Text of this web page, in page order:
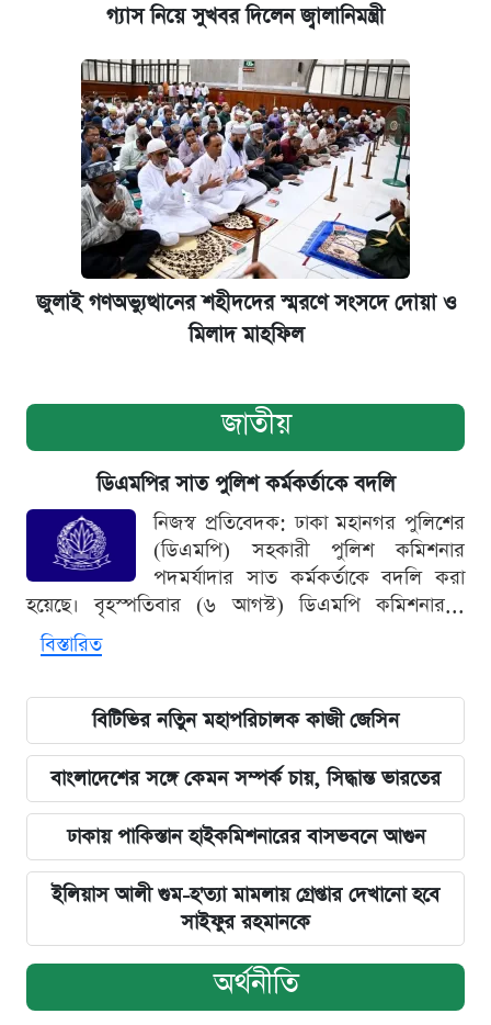
গ্যাস নিয়ে সুখবর দিলেন জ্বালানিমন্ত্রী
জুলাই গণঅভ্যুত্থানের শহীদদের স্মরণে সংসদে দোয়া ও
মিলাদ মাহফিল
জাতীয়
ডিএমপির সাত পুলিশ কর্মকর্তাকে বদলি
নিজস্ব প্রতিবেদক: ঢাকা মহানগর পুলিশের
(ডিএমপি) সহকারী পুলিশ কমিশনার
পদমর্যাদার সাত কর্মকর্তাকে বদলি করা
হয়েছে। বৃহস্পতিবার (৬ আগস্ট) ডিএমপি কমিশনার...
বিস্তারিত
বিটিভির নতিুন মহাপরিচালক কাজী জেসিন
বাংলাদেশের সঙ্গে কেমন সম্পর্ক চায়, সিদ্ধান্ত ভারতের
ঢাকায় পাকিস্তান হাইকমিশনারের বাসভবনে আগুন
ইলিয়াস আলী গুম-হ'ত্যা মামলায় গ্রেপ্তার দেখানো হবে
সাইফুর রহমানকে
অর্থনীতি